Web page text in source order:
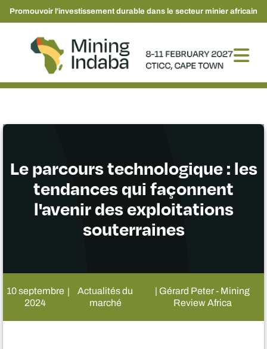
Promouvoir l'investissement durable dans le secteur minier africain
Le parcours technologique : les
tendances qui façonnent
l'avenir des exploitations
souterraines
10 septembre
2024
|
Actualités du
marché
| Gérard Peter - Mining
Review Africa